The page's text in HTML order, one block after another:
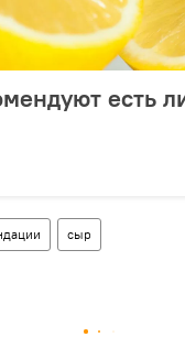
есть
сыр